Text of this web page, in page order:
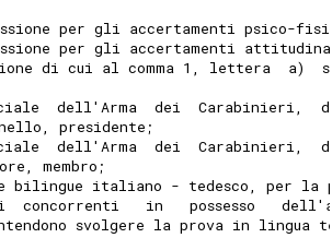
per gli accertamenti psico-
per gli accertamenti
di cui al comma 1, lettera  a)
dell'Arma  dei  Carabinieri,
presidente;
dell'Arma  dei  Carabinieri,
membro;
bilingue italiano - tedesco, per la
concorrenti   in   possesso
svolgere la prova in lingua